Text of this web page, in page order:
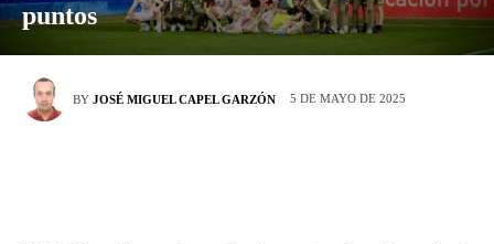
puntos
BY JOSÉ MIGUEL CAPEL GARZÓN 5 DE MAYO DE 2025